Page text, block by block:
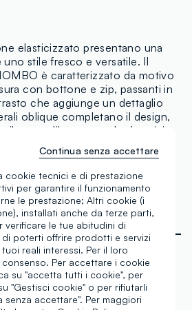
elasticizzato presentano una
stile fresco e versatile. Il
è caratterizzato da motivo
con bottone e zip, passanti in
che aggiunge un dettaglio
oblique completano il design,
il tempo libero e per look estivi
ed indossa una 48
Vestibilità
Regular
Tasca anteriore
cookie tecnici e di prestazione
per garantire il funzionamento
le prestazione; Altri cookie (i
installati anche da terze parti,
verificare le tue abitudini di
di poterti offrire prodotti e servizi
reali interessi. Per il loro
Per accettare i cookie
su "accetta tutti i cookie", per
"Gestisci cookie" o per rifiutarli
senza accettare". Per maggiori
Continua senza accettare